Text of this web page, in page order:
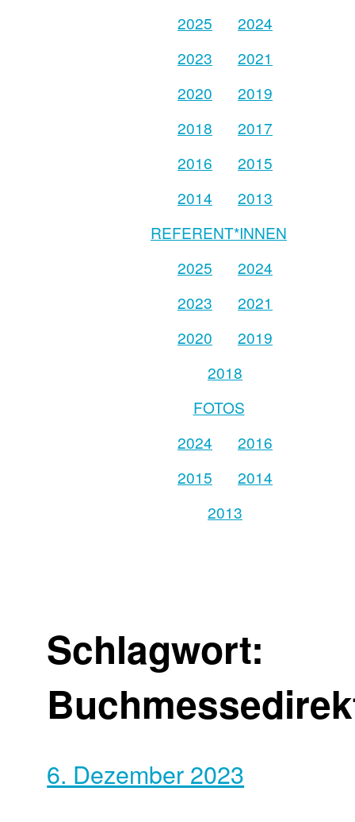
2025
2024
2023
2021
2020
2019
2018
2017
2016
2015
2014
2013
REFERENT*INNEN
2025
2024
2023
2021
2020
2019
2018
FOTOS
2024
2016
2015
2014
2013
Schlagwort:
6. Dezember 2023